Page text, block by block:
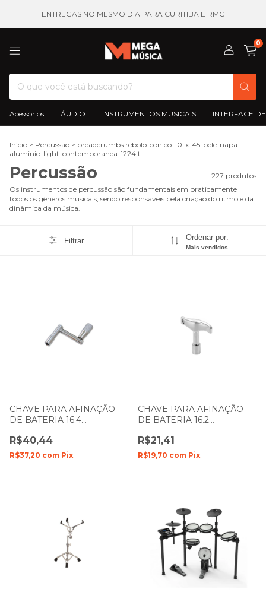
ENTREGAS NO MESMO DIA PARA CURITIBA E RMC
0
Acessórios ÁUDIO INSTRUMENTOS MUSICAIS INTERFACE
Início > Percussão > breadcrumbs.rebolo-conico-10-x-45-pele-napa-
aluminio-light-contemporanea-1224lt
Percussão
227 produtos
Os instrumentos de percussão são fundamentais em praticamente
todos os gêneros musicais, sendo responsáveis pela criação do ritmo e da
dinâmica da música.
Filtrar Ordenar por:
Mais vendidos
CHAVE PARA AFINAÇÃO
DE BATERIA 16.4
R$40,44
R$37,20 com Pix
CHAVE PARA AFINAÇÃO
DE BATERIA 16.2
R$21,41
R$19,70 com Pix